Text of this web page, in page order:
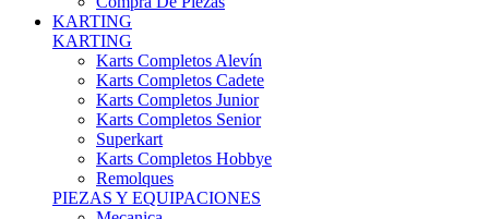
KARTING
Karts Completos Alevín
Karts Completos Cadete
Karts Completos Junior
Karts Completos Senior
Superkart
Karts Completos Hobbye
Remolques
PIEZAS Y EQUIPACIONES
Mecanica
Chasis Y Repuestos